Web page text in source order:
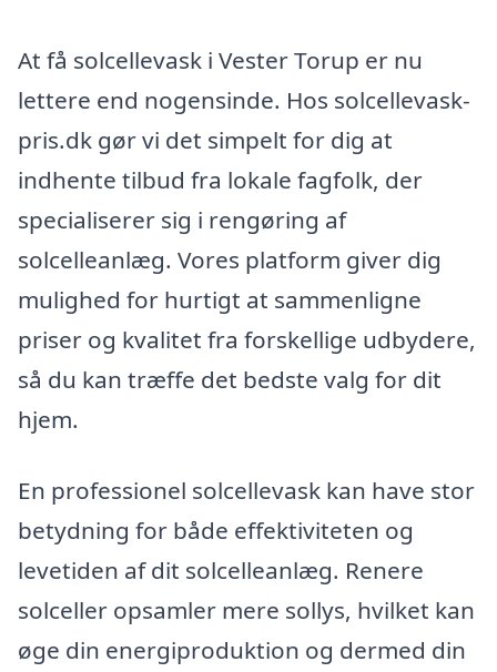
At få solcellevask i Vester Torup er nu
lettere end nogensinde. Hos solcellevask-
pris.dk gør vi det simpelt for dig at
indhente tilbud fra lokale fagfolk, der
specialiserer sig i rengøring af
solcelleanlæg. Vores platform giver dig
mulighed for hurtigt at sammenligne
priser og kvalitet fra forskellige udbydere,
så du kan træffe det bedste valg for dit
hjem.
En professionel solcellevask kan have stor
betydning for både effektiviteten og
levetiden af dit solcelleanlæg. Renere
solceller opsamler mere sollys, hvilket kan
øge din energiproduktion og dermed din